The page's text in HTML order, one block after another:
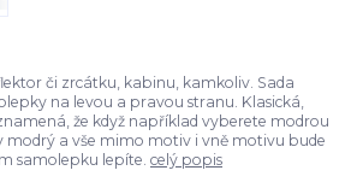
či zrcátku, kabinu, kamkoliv. Sada
na levou a pravou stranu. Klasická,
že když například vyberete modrou
modrý a vše mimo motiv i vně motivu bude
samolepku lepíte. celý popis